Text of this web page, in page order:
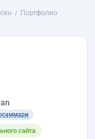
Портфолио
сайта